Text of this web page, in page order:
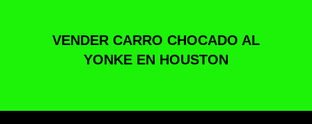
VENDER CARRO CHOCADO AL
YONKE EN HOUSTON